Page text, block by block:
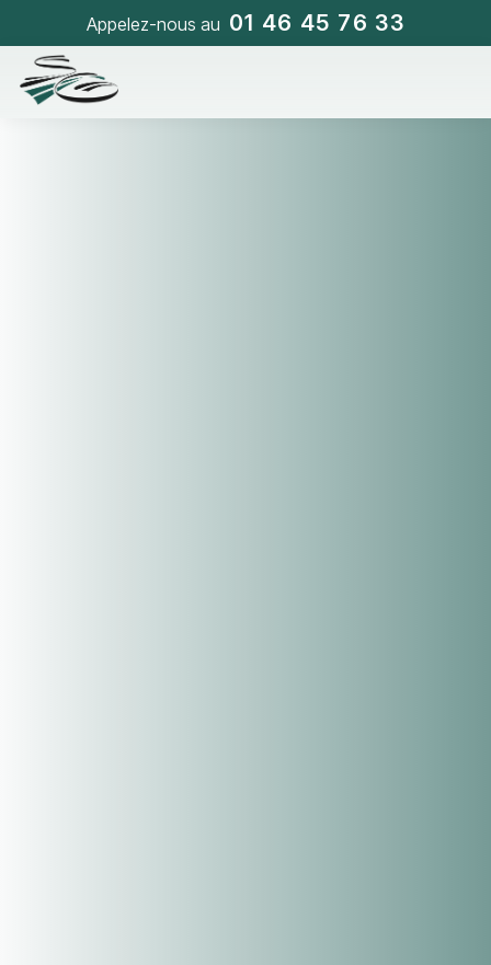
Appelez-nous au 01 46 45 76 33